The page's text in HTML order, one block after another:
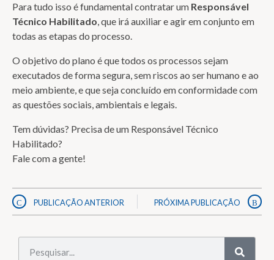
Para tudo isso é fundamental contratar um Responsável
Técnico Habilitado, que irá auxiliar e agir em conjunto em
todas as etapas do processo.
O objetivo do plano é que todos os processos sejam
executados de forma segura, sem riscos ao ser humano e ao
meio ambiente, e que seja concluído em conformidade com
as questões sociais, ambientais e legais.
Tem dúvidas? Precisa de um Responsável Técnico
Habilitado?
Fale com a gente!
PUBLICAÇÃO ANTERIOR PRÓXIMA PUBLICAÇÃO